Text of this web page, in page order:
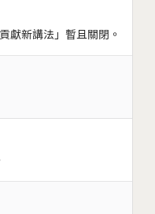
獻新講法」暫且關閉。